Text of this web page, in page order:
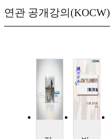
연관 공개강의(KOCW)